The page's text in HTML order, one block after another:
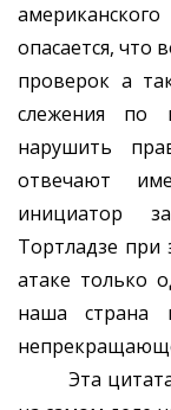
опасается, что
проверок а
слежения по
нарушить
отвечают
инициатор
Тортладзе при
атаке только
наша страна
Эта цитата